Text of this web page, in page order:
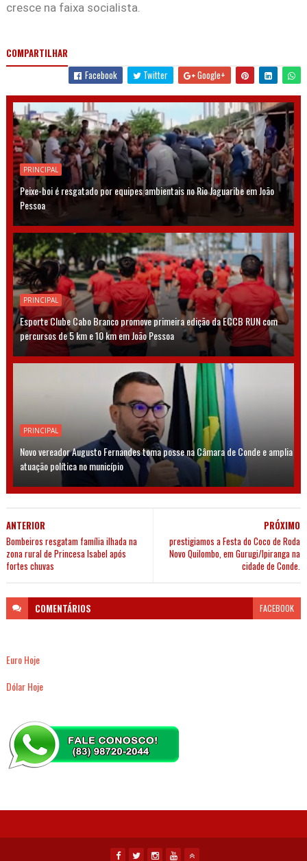
cresce na faixa socialista.
COMPARTILHAR
Facebook
Twitter Google+
PRINCIPAL
Peixe-boi é resgatado por equipes ambientais no Rio Jaguaribe em João
Pessoa
PRINCIPAL
Esporte Clube Cabo Branco promove primeira edição da ECCB RUN com
percursos de 5 km e 10 km em João Pessoa
PRINCIPAL
Novo vereador Augusto Fernandes toma posse na Câmara de Conde e amplia
atuação política no município
PRÓXIMO
prestigiamos a Festa do Coco de Roda
Novo Quilombo, em Gurugi/Ipiranga na
cidade de Conde.
ANTERIOR
Bombeiros resgatam família ilhada na
zona rural de Princesa Isabel após
fortes chuvas
COMENTÁRIOS FACEBOOK
Euro Hoje
Dólar Hoje